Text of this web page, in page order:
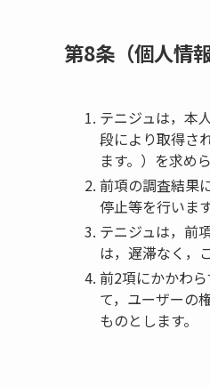
第8条（個人情
テニジュは，本
段により取得さ
ます。）を求め
前項の調査結果
停止等を行います
テニジュは，前
は，遅滞なく，
前2項にかかわ
て，ユーザーの
ものとします。